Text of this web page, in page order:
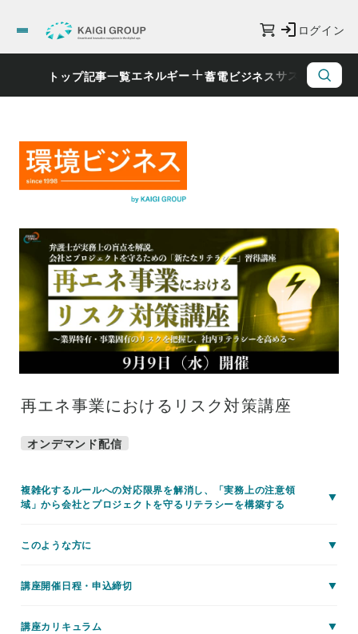
ログイン
トップ記事一覧エネルギー 蓄電ビジネスサステナビリ
再エネ事業におけるリスク対策講座
オンデマンド配信
複雑化するルールへの対応限界を解消し、「実務上の注意領
域」から会社とプロジェクトを守るリテラシーを構築する
このような方に
講座開催日程・申込締切
講座カリキュラム